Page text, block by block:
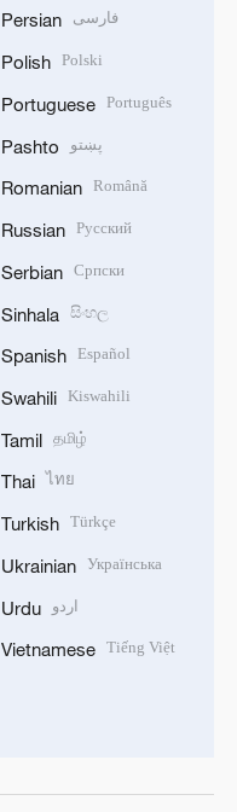
Persian فارسی
Polish Polski
Portuguese Português
Pashto پښتو
Romanian Română
Russian Русский
Serbian Српски
Sinhala සිංහල
Spanish Español
Swahili Kiswahili
Tamil தமிழ்
Thai ไทย
Turkish Türkçe
Ukrainian Українська
Urdu اردو
Vietnamese Tiếng Việt